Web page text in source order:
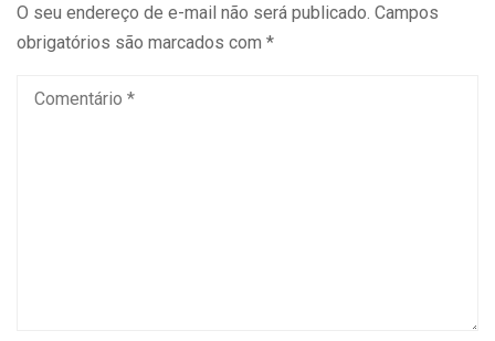
O seu endereço de e-mail não será publicado. Campos
obrigatórios são marcados com *